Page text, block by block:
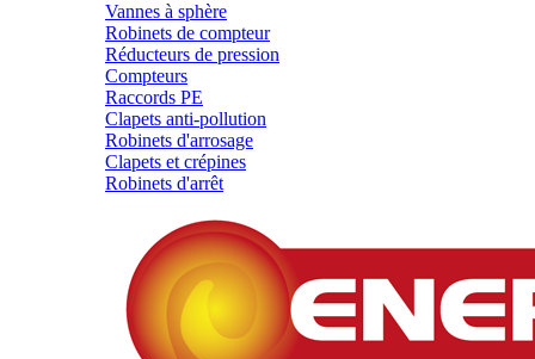
Vannes à sphère
Robinets de compteur
Réducteurs de pression
Compteurs
Raccords PE
Clapets anti-pollution
Robinets d'arrosage
Clapets et crépines
Robinets d'arrêt